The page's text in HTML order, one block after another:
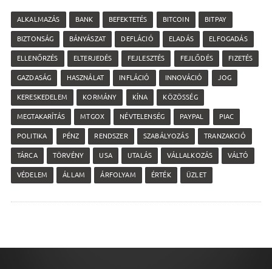
ALKALMAZÁS BANK BEFEKTETÉS BITCOIN BITPAY
BIZTONSÁG BÁNYÁSZAT DEFLÁCIÓ ELADÁS ELFOGADÁS
ELLENŐRZÉS ELTERJEDÉS FEJLESZTÉS FEJLŐDÉS FIZETÉS
GAZDASÁG HASZNÁLAT INFLÁCIÓ INNOVÁCIÓ JOG
KERESKEDELEM KORMÁNY KÍNA KÖZÖSSÉG
MEGTAKARÍTÁS MTGOX NÉVTELENSÉG PAYPAL PIAC
POLITIKA PÉNZ RENDSZER SZABÁLYOZÁS TRANZAKCIÓ
TÁRCA TÖRVÉNY USA UTALÁS VÁLLALKOZÁS VÁLTÓ
VÉDELEM ÁLLAM ÁRFOLYAM ÉRTÉK ÜZLET